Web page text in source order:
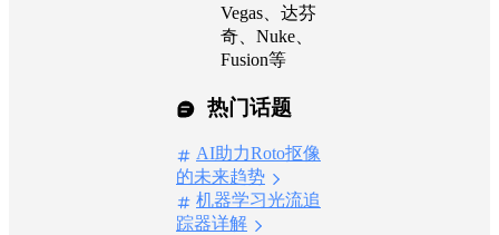
Vegas、达芬
奇、Nuke、
Fusion等
热门话题
AI助力Roto抠像
的未来趋势
机器学习光流追
踪器详解